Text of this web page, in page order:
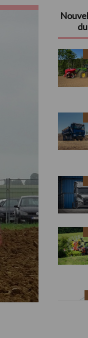
Barre